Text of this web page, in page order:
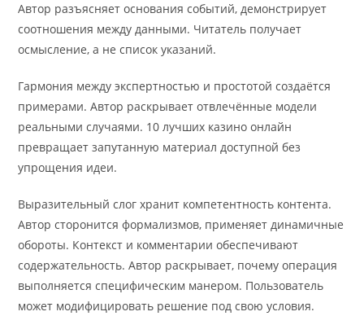
Автор разъясняет основания событий, демонстрирует
соотношения между данными. Читатель получает
осмысление, а не список указаний.
Гармония между экспертностью и простотой создаётся
примерами. Автор раскрывает отвлечённые модели
реальными случаями. 10 лучших казино онлайн
превращает запутанную материал доступной без
упрощения идеи.
Выразительный слог хранит компетентность контента.
Автор сторонится формализмов, применяет динамичные
обороты. Контекст и комментарии обеспечивают
содержательность. Автор раскрывает, почему операция
выполняется специфическим манером. Пользователь
может модифицировать решение под свою условия.